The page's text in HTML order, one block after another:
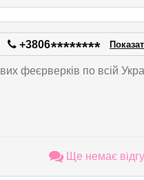
+3806********
феєрверків по всій
Ще немає